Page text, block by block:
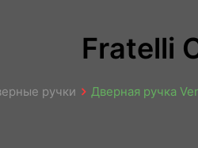
Fratelli
ручки Дверная ручка